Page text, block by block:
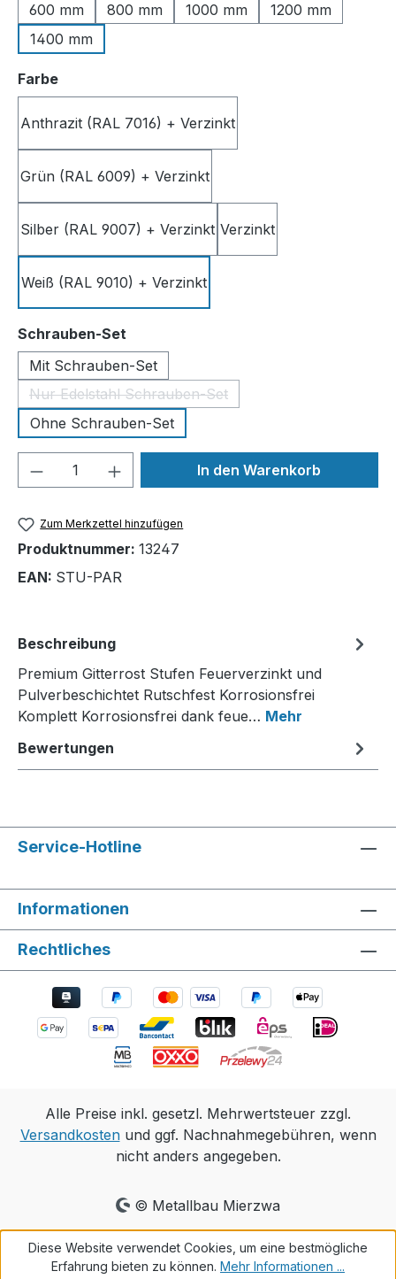
600 mm
800 mm 1000 mm
1200 mm
1400 mm
Farbeauswählen
Anthrazit (RAL 7016) + Verzinkt
Grün (RAL 6009) + Verzinkt
Silber (RAL 9007) + Verzinkt Verzinkt
Weiß (RAL 9010) + Verzinkt
Schrauben-Set
Mit Schrauben-Set
Nur Edelstahl Schrauben-Set
(Diese Option ist zurzeit nicht verfügbar.)
Ohne Schrauben-Set
Produkt Anzahl: Gib denIn den Warenkorb
Zum Merkzettel hinzufügen
Produktnummer: 13247
EAN: STU-PAR
Beschreibung
Premium Gitterrost Stufen Feuerverzinkt und
Pulverbeschichtet Rutschfest Korrosionsfrei
Komplett Korrosionsfrei dank feue… Mehr
Bewertungen
Service-Hotline
Informationen
Rechtliches
Alle Preise inkl. gesetzl. Mehrwertsteuer zzgl.
Versandkostenund ggf. Nachnahmegebühren, wenn
nicht anders angegeben.
© Metallbau Mierzwa
Diese Website verwendet Cookies, um eine bestmögliche
Erfahrung bieten zu können. Mehr Informationen ...